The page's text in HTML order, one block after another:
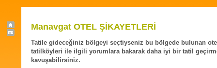
Manavgat OTEL ŞİKAYETLERİ
Tatile gideceğiniz bölgeyi seçtiyseniz bu bölgede bulunan
tatilköyleri ile ilgili yorumlara bakarak daha iyi bir tatil
kavuşabilirsiniz.